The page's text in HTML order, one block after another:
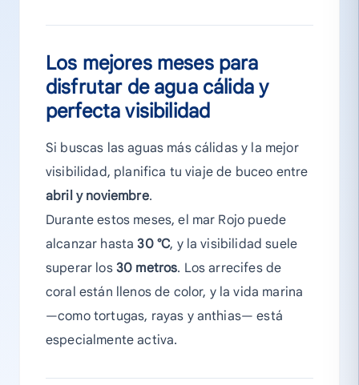
Los mejores meses para
disfrutar de agua cálida y
perfecta visibilidad
Si buscas las aguas más cálidas y la mejor
visibilidad, planifica tu viaje de buceo entre
abril y noviembre.
Durante estos meses, el mar Rojo puede
alcanzar hasta30 °C, y la visibilidad suele
superar los 30 metros. Los arrecifes de
coral están llenos de color, y la vida marina
—como tortugas, rayas y anthias— está
especialmente activa.